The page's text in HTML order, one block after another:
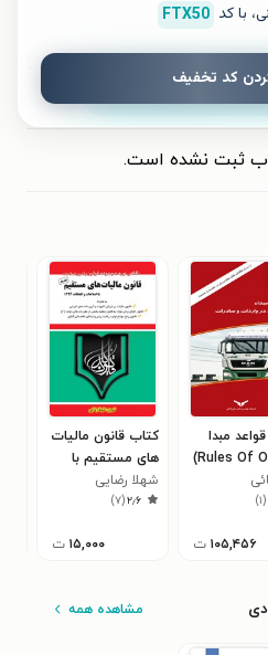
ثبت نظر
ثبت نشده است.
مبدا
(Rules Of Origin)
در واردات و
(۱)
۱۰۵,۴۵۶ ت
کتاب قانون مالیات
های مستقیم با
اصلاحات و الحاقات
۱۳۹۴
شهلا رضایی
۲٫۶(۷)
۱۵,۰۰۰ ت
مشاهده همه
با کد FTX50
کد تخفیف